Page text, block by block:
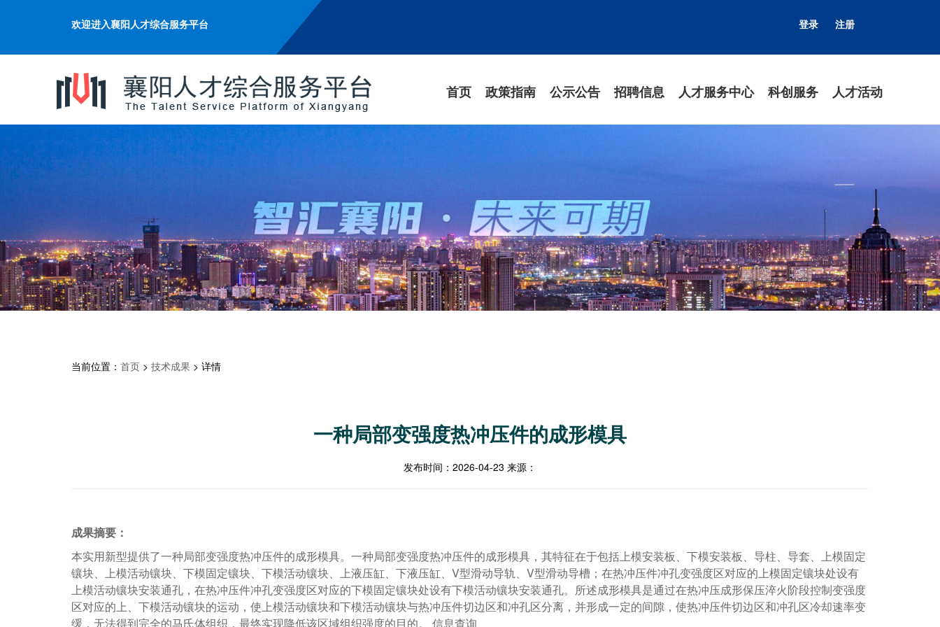
欢迎进入襄阳人才综合服务平台 登录 注册
首页 政策指南 公示公告 招聘信息 人才服务中心 科创服务 人才活动
当前位置： 首页 > 技术成果 > 详情
一种局部变强度热冲压件的成形模具
发布时间： 2026-04-23 来源：
成果摘要：
本实用新型提供了一种局部变强度热冲压件的成形模具。一种局部变强度热冲压件的成形模具，其特征在于包括上模安装板、下模安装板、导柱、导套、上模固定
镶块、上模活动镶块、下模固定镶块、下模活动镶块、上液压缸、下液压缸、V型滑动导轨、V型滑动导槽；在热冲压件冲孔变强度区对应的上模固定镶块处设有
上模活动镶块安装通孔，在热冲压件冲孔变强度区对应的下模固定镶块处设有下模活动镶块安装通孔。所述成形模具是通过在热冲压成形保压淬火阶段控制变强度
区对应的上、下模活动镶块的运动，使上模活动镶块和下模活动镶块与热冲压件切边区和冲孔区分离，并形成一定的间隙，使热冲压件切边区和冲孔区冷却速率变
缓，无法得到完全的马氏体组织，最终实现降低该区域组织强度的目的。 信息查询